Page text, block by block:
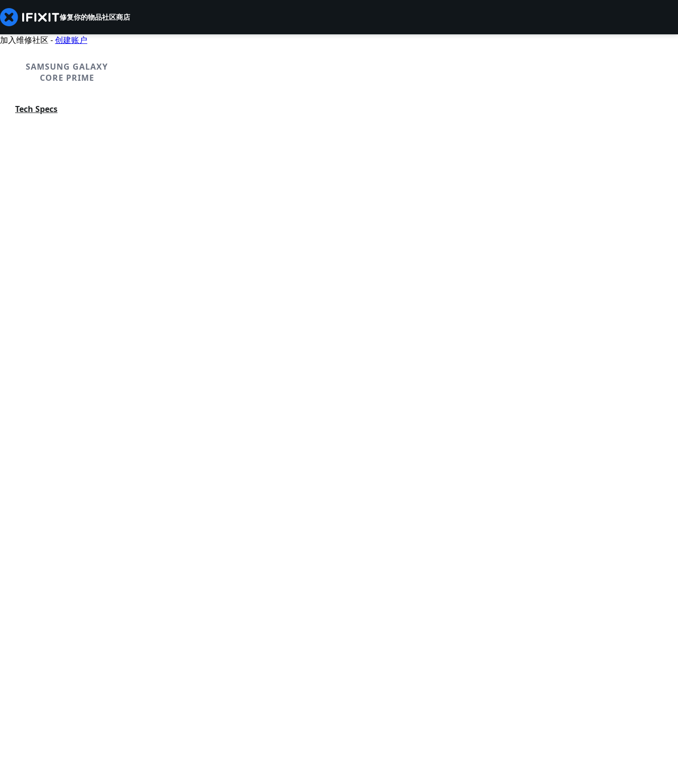
修复你的物品社区商店
加入维修社区 -创建账户
SAMSUNG GALAXY
CORE PRIME
Tech Specs